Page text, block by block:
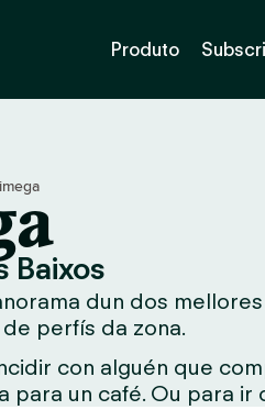
Produto
Baixos
dun dos
perfís da zona.
con alguén que
para un café. Ou para